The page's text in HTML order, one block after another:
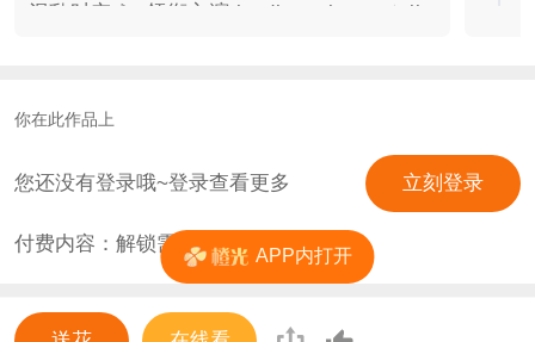
混乱时空 ▷ 领衔主演 leading roles ◁ ✦ jin
丨混乱中立 “所谓事实和真理，哪有我手中
“我将用贫瘠的生命，践行对真相的追求。”
✦ v丨天才黑客丨极限运动玩家 “世界这场荒
诞喜剧，我没必要配合出演。” ✦ jk丨枪王
之王丨退役电竞选手 “任何有排名的地方，
我都是绝对的赢家。”
你在此作品上
您还没有登录哦~登录查看更多 立刻登录
付费内容：解锁需 6花
APP内打开